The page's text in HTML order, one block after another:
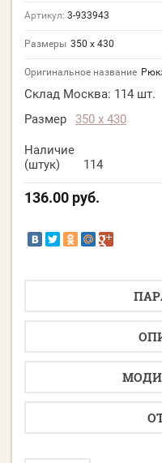
Артикул: 3-933943
Размеры 350 х 430
Оригинальное название
Склад Москва: 114 шт.
Размер
350 х 430
Наличие
(штук)
114
136.00 руб.